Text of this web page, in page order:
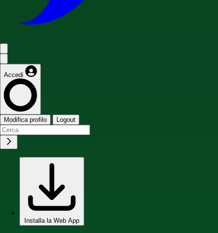
Accedi
Modifica profilo Logout
Installa la Web App